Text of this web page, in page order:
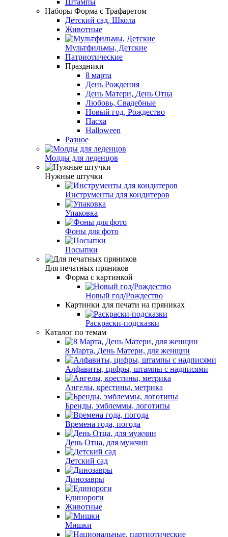
Наборы Форма с Трафаретом
Детский сад, Школа
Животные
Мультфильмы, Детские
Патриотические
Праздники
8 марта
День Рождения
День Матери, День Отца
Любовь, Свадебные
Новый год, Рождество
Пасха
Halloween
Разное
Молды для леденцов
Нужные штучки
Инструменты для кондитеров
Упаковка
Фоны для фото
Посыпки
Для печатных пряников
Форма с картинкой
Новый год/Рождество
Картинки для печати на пряниках
Раскраски-подсказки
Каталог по темам
8 Марта, День Матери, для женщин
Алфавиты, цифры, штампы с надписями
Ангелы, крестины, метрика
Бренды, эмблеммы, логотипы
Времена года, погода
День Отца, для мужчин
Детский сад
Динозавры
Единороги
Животные
Мишки